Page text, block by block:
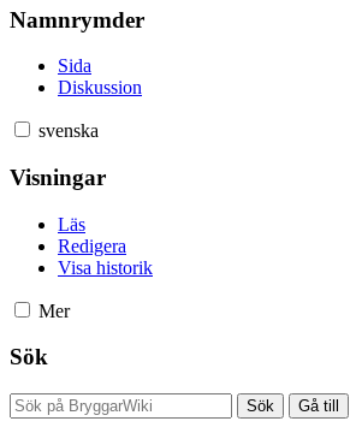
Namnrymder
Sida
Diskussion
svenska
Visningar
Läs
Redigera
Visa historik
Mer
Sök